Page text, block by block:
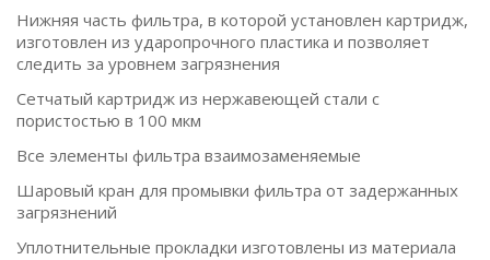
Нижняя часть фильтра, в которой установлен картридж,
изготовлен из ударопрочного пластика и позволяет
следить за уровнем загрязнения
Сетчатый картридж из нержавеющей стали с
пористостью в 100 мкм
Все элементы фильтра взаимозаменяемые
Шаровый кран для промывки фильтра от задержанных
загрязнений
Уплотнительные прокладки изготовлены из материала